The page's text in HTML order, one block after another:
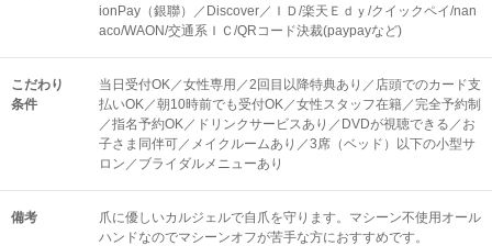
ionPay（銀聯）／Discover／ＩＤ/楽天Ｅｄｙ/クイックペイ/nan
aco/WAON/交通系ＩＣ/QRコード決裁(paypayなど)
こだわり
条件
当日受付OK／女性専用／2回目以降特典あり／店頭でのカード支
払いOK／朝10時前でも受付OK／女性スタッフ在籍／完全予約制
／指名予約OK／ドリンクサービスあり／DVDが視聴できる／お
子さま同伴可／メイクルームあり／3席（ベッド）以下の小型サ
ロン／ブライダルメニューあり
備考
爪に優しいカルジェルで自爪を守ります。マシーン不使用オール
ハンドなのでマシーンオフが苦手な方におすすめです。